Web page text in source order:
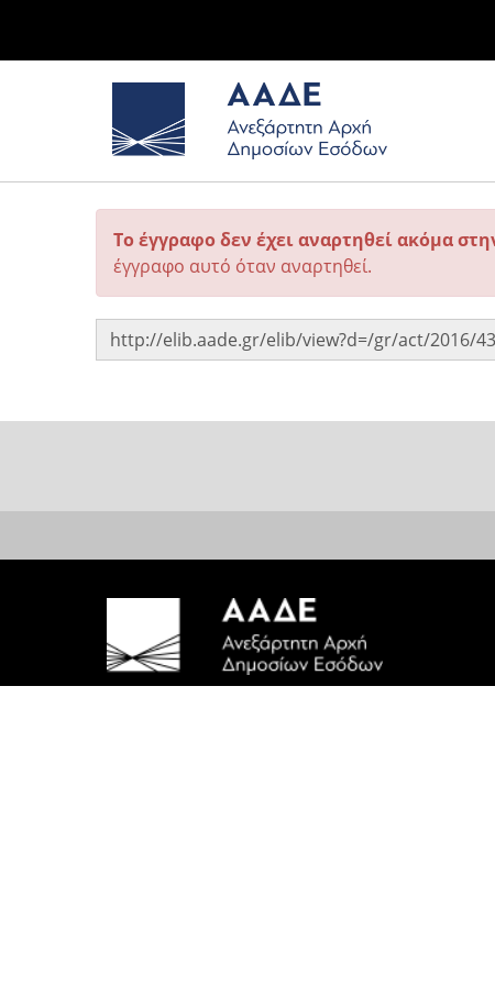
Το έγγραφο δεν έχει αναρτηθεί ακόμα
έγγραφο αυτό όταν αναρτηθεί.